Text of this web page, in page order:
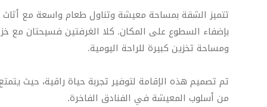
تتميز الشقة بمساحة معيشة وتناول طعام واسعة مع
بإضفاء السطوع على المكان. كلا الغرفتين فسيحتان مع
ومساحة تخزين كبيرة للراحة اليومية.
تم تصميم هذه الإقامة لتوفير تجربة حياة راقية، حيث
من أسلوب المعيشة في الفنادق الفاخرة.